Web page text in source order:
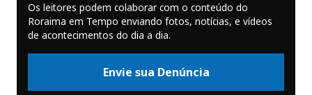
Os leitores podem colaborar com o conteúdo do
Roraima em Tempo enviando fotos, notícias, e vídeos
de acontecimentos do dia a dia.
Envie sua Denúncia